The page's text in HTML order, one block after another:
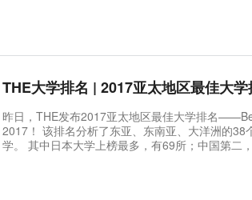
THE大学排名 | 2017亚太地区最佳大
昨日，THE发布2017亚太地区最佳大学排名
2017！ 该排名分析了东亚、东南亚、大洋洲的38个国家，排名包括200多所来自13个国家的大
学。 其中日本大学上榜最多，有69所；中国第二，上榜52所，依次为澳洲35所，韩国25所。